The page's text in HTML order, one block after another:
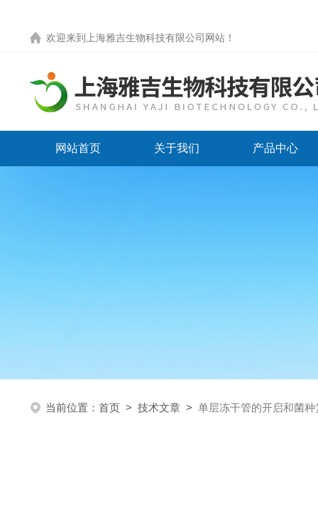
欢迎来到 上海雅吉生物科技有限公司网站 ！
网站首页 关于我们 产品中心
当前位置： 首页 > 技术文章 > 单层冻干管的开启和菌种